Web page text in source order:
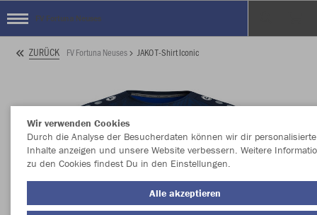
FV Fortuna Neuses
ZURÜCK FV Fortuna Neuses JAKO T-Shirt Iconic
Wir verwenden Cookies
Durch die Analyse der Besucherdaten können wir dir personalisierte
Inhalte anzeigen und unsere Website verbessern. Weitere
zu den Cookies findest Du in den Einstellungen.
Alle akzeptieren